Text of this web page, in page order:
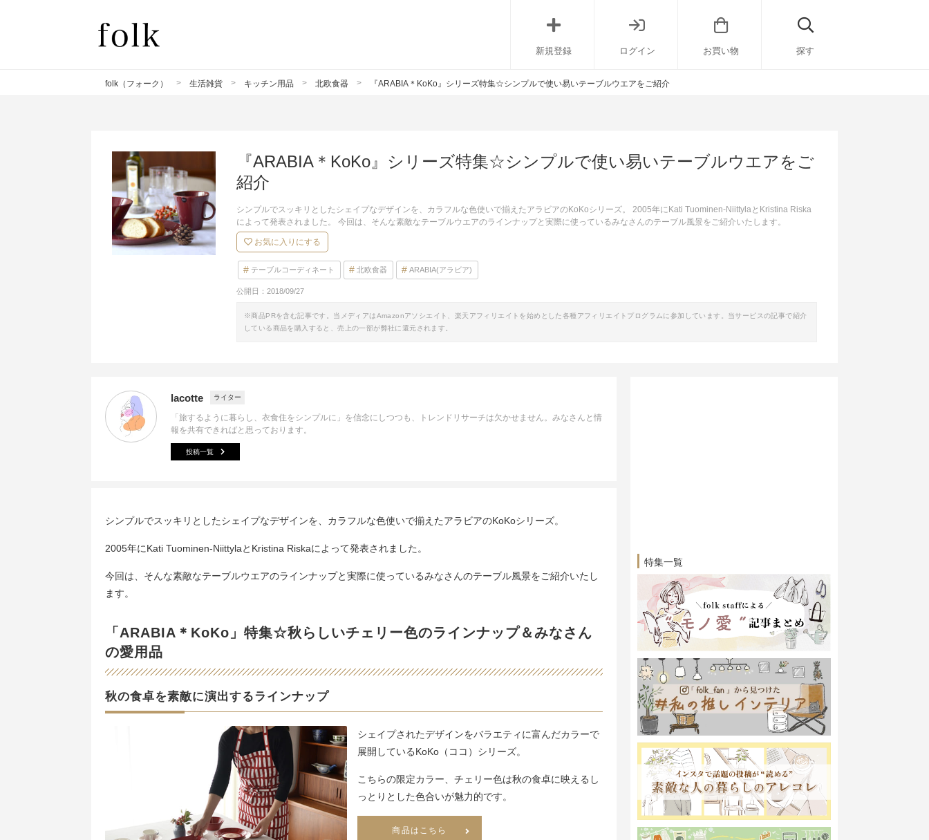
新規登録 ログイン お買い物 探す
folk（フォーク） 生活雑貨 キッチン用品 北欧食器 『ARABIA＊KoKo』シリーズ特集☆シンプルで使い易いテーブルウエアをご紹介
『ARABIA＊KoKo』シリーズ特集☆シンプルで使い易いテーブルウエアをご
紹介
シンプルでスッキリとしたシェイプなデザインを、カラフルな色使いで揃えたアラビアのKoKoシリーズ。 2005年にKati Tuominen-NiittylaとKristina Riska
によって発表されました。 今回は、そんな素敵なテーブルウエアのラインナップと実際に使っているみなさんのテーブル風景をご紹介いたします。
お気に入りにする
テーブルコーディネート 北欧食器 ARABIA(アラビア)
公開日： 2018/09/27
※商品PRを含む記事です。当メディアはAmazonアソシエイト、楽天アフィリエイトを始めとした各種アフィリエイトプログラムに参加しています。当サービスの記事で紹介
している商品を購入すると、売上の一部が弊社に還元されます。
lacotte ライター
「旅するように暮らし、衣食住をシンプルに」を信念にしつつも、トレンドリサーチは欠かせません。みなさんと情
報を共有できればと思っております。
投稿一覧
シンプルでスッキリとしたシェイプなデザインを、カラフルな色使いで揃えたアラビアのKoKoシリーズ。
2005年にKati Tuominen-NiittylaとKristina Riskaによって発表されました。
今回は、そんな素敵なテーブルウエアのラインナップと実際に使っているみなさんのテーブル風景をご紹介いたし
ます。
「ARABIA＊KoKo」特集☆秋らしいチェリー色のラインナップ＆みなさん
の愛用品
秋の食卓を素敵に演出するラインナップ
シェイプされたデザインをバラエティに富んだカラーで
展開しているKoKo（ココ）シリーズ。
こちらの限定カラー、チェリー色は秋の食卓に映えるし
っとりとした色合いが魅力的です。
商品はこちら
特集一覧